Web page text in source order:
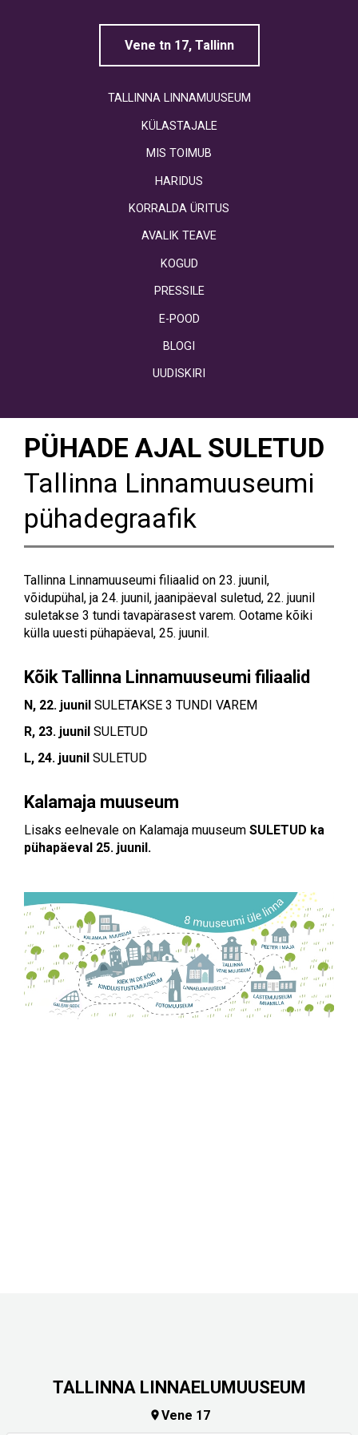
Vene tn 17, Tallinn
TALLINNA LINNAMUUSEUM
KÜLASTAJALE
MIS TOIMUB
HARIDUS
KORRALDA ÜRITUS
AVALIK TEAVE
KOGUD
PRESSILE
E-POOD
BLOGI
UUDISKIRI
PÜHADE AJAL SULETUD
Tallinna Linnamuuseumi
pühadegraafik
Tallinna Linnamuuseumi filiaalid on 23. juunil,
võidupühal, ja 24. juunil, jaanipäeval suletud, 22. juunil
suletakse 3 tundi tavapärasest varem. Ootame kõiki
külla uuesti pühapäeval, 25. juunil.
Kõik Tallinna Linnamuuseumi filiaalid
N, 22. juunil SULETAKSE 3 TUNDI VAREM
R, 23. juunil SULETUD
L, 24. juunil SULETUD
Kalamaja muuseum
Lisaks eelnevale on Kalamaja muuseum SULETUD ka
pühapäeval 25. juunil.
TALLINNA LINNAELUMUUSEUM
Vene 17